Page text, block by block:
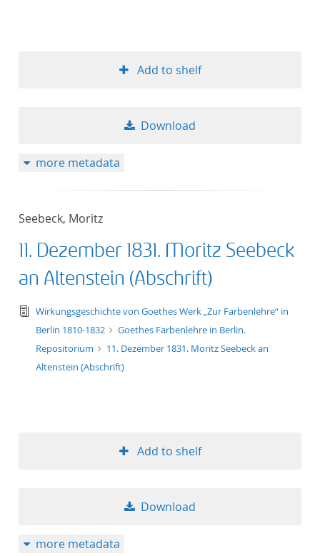
Add to shelf
Download
more metadata
Seebeck, Moritz
11. Dezember 1831. Moritz Seebeck
an Altenstein (Abschrift)
text/tg.edition+tg.aggregation+xml
Wirkungsgeschichte von Goethes Werk „Zur Farbenlehre“ in
Berlin 1810-1832
Goethes Farbenlehre in Berlin.
Repositorium
11. Dezember 1831. Moritz Seebeck an
Altenstein (Abschrift)
Add to shelf
Download
more metadata